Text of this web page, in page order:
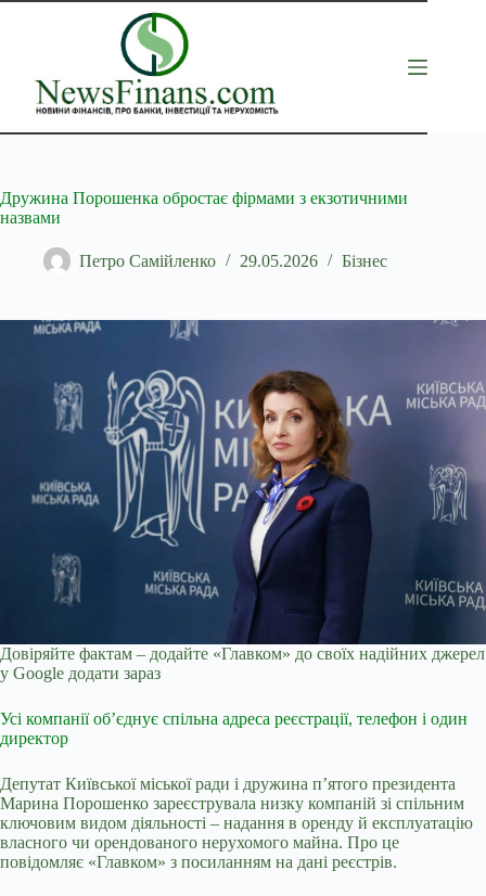
Перейти
Дружина Порошенка обростає фірмами з екзотичними
назвами
Петро Самійленко 29.05.2026 Бізнес
Довіряйте фактам – додайте «Главком» до своїх надійних джерел
у Google додати зараз
Усі компанії об’єднує спільна адреса реєстрації, телефон і один
директор
Депутат Київської міської ради і дружина п’ятого президента
Марина Порошенко зареєструвала низку компаній зі спільним
ключовим видом діяльності – надання в оренду й експлуатацію
власного чи орендованого нерухомого майна. Про це
повідомляє «Главком» з посиланням на дані реєстрів.